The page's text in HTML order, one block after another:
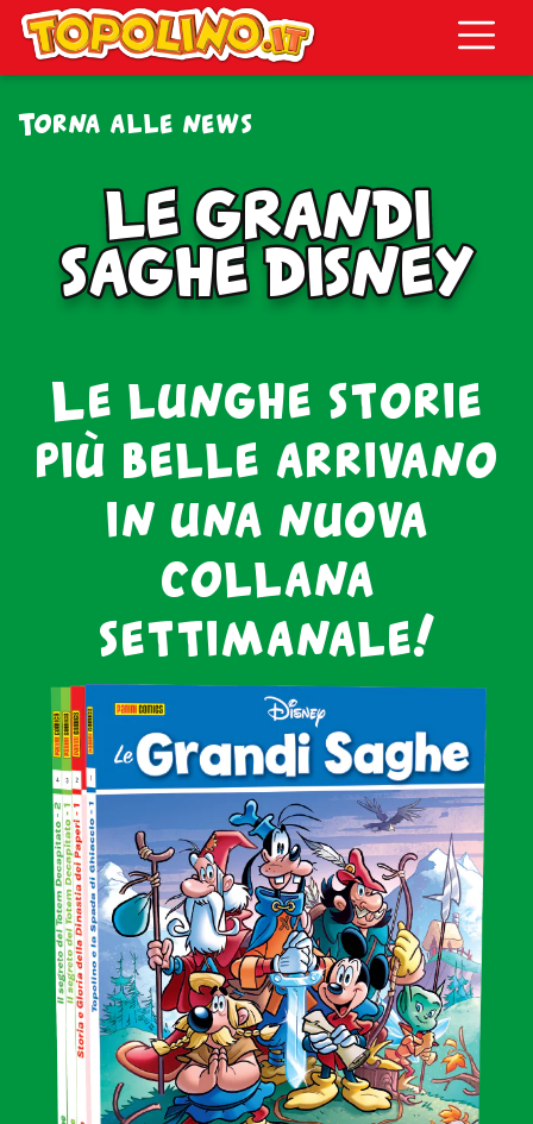
Topolino.it
Torna alle news
LE GRANDI
SAGHE DISNEY
LE GRANDI
SAGHE DISNEY
Le lunghe storie
più belle arrivano
in una nuova
collana
settimanale!